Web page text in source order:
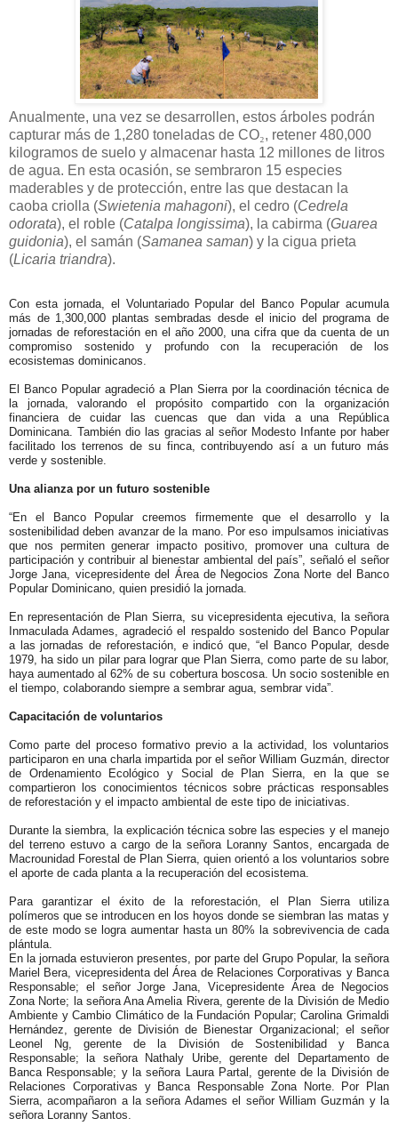
Anualmente, una vez se desarrollen, estos árboles podrán
capturar más de 1,280 toneladas de CO₂, retener 480,000
kilogramos de suelo y almacenar hasta 12 millones de litros
de agua. En esta ocasión, se sembraron 15 especies
maderables y de protección, entre las que destacan la
caoba criolla (Swietenia mahagoni), el cedro (Cedrela
odorata), el roble (Catalpa longissima), la cabirma (Guarea
guidonia), el samán (Samanea saman) y la cigua prieta
(Licaria triandra).
Con esta jornada, el Voluntariado Popular del Banco Popular acumula
más de 1,300,000 plantas sembradas desde el inicio del programa de
jornadas de reforestación en el año 2000, una cifra que da cuenta de un
compromiso sostenido y profundo con la recuperación de los
ecosistemas dominicanos.
El Banco Popular agradeció a Plan Sierra por la coordinación técnica de
la jornada, valorando el propósito compartido con la organización
financiera de cuidar las cuencas que dan vida a una República
Dominicana. También dio las gracias al señor Modesto Infante por haber
facilitado los terrenos de su finca, contribuyendo así a un futuro más
verde y sostenible.
Una alianza por un futuro sostenible
“En el Banco Popular creemos firmemente que el desarrollo y la
sostenibilidad deben avanzar de la mano. Por eso impulsamos iniciativas
que nos permiten generar impacto positivo, promover una cultura de
participación y contribuir al bienestar ambiental del país”, señaló el señor
Jorge Jana, vicepresidente del Área de Negocios Zona Norte del Banco
Popular Dominicano, quien presidió la jornada.
En representación de Plan Sierra, su vicepresidenta ejecutiva, la señora
Inmaculada Adames, agradeció el respaldo sostenido del Banco Popular
a las jornadas de reforestación, e indicó que, “el Banco Popular, desde
1979, ha sido un pilar para lograr que Plan Sierra, como parte de su labor,
haya aumentado al 62% de su cobertura boscosa. Un socio sostenible en
el tiempo, colaborando siempre a sembrar agua, sembrar vida”.
Capacitación de voluntarios
Como parte del proceso formativo previo a la actividad, los voluntarios
participaron en una charla impartida por el señor William Guzmán, director
de Ordenamiento Ecológico y Social de Plan Sierra, en la que se
compartieron los conocimientos técnicos sobre prácticas responsables
de reforestación y el impacto ambiental de este tipo de iniciativas.
Durante la siembra, la explicación técnica sobre las especies y el manejo
del terreno estuvo a cargo de la señora Loranny Santos, encargada de
Macrounidad Forestal de Plan Sierra, quien orientó a los voluntarios sobre
el aporte de cada planta a la recuperación del ecosistema.
Para garantizar el éxito de la reforestación, el Plan Sierra utiliza
polímeros que se introducen en los hoyos donde se siembran las matas y
de este modo se logra aumentar hasta un 80% la sobrevivencia de cada
plántula.
En la jornada estuvieron presentes, por parte del Grupo Popular, la señora
Mariel Bera, vicepresidenta del Área de Relaciones Corporativas y Banca
Responsable; el señor Jorge Jana, Vicepresidente Área de Negocios
Zona Norte; la señora Ana Amelia Rivera, gerente de la División de Medio
Ambiente y Cambio Climático de la Fundación Popular; Carolina Grimaldi
Hernández, gerente de División de Bienestar Organizacional; el señor
Leonel Ng, gerente de la División de Sostenibilidad y Banca
Responsable; la señora Nathaly Uribe, gerente del Departamento de
Banca Responsable; y la señora Laura Partal, gerente de la División de
Relaciones Corporativas y Banca Responsable Zona Norte. Por Plan
Sierra, acompañaron a la señora Adames el señor William Guzmán y la
señora Loranny Santos.